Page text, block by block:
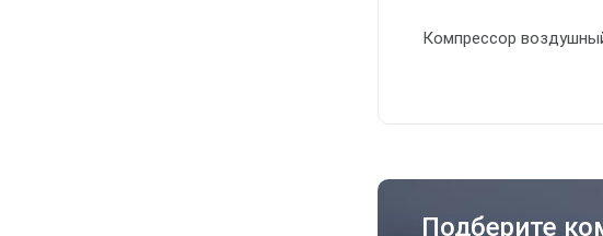
Компрессор
Подберите